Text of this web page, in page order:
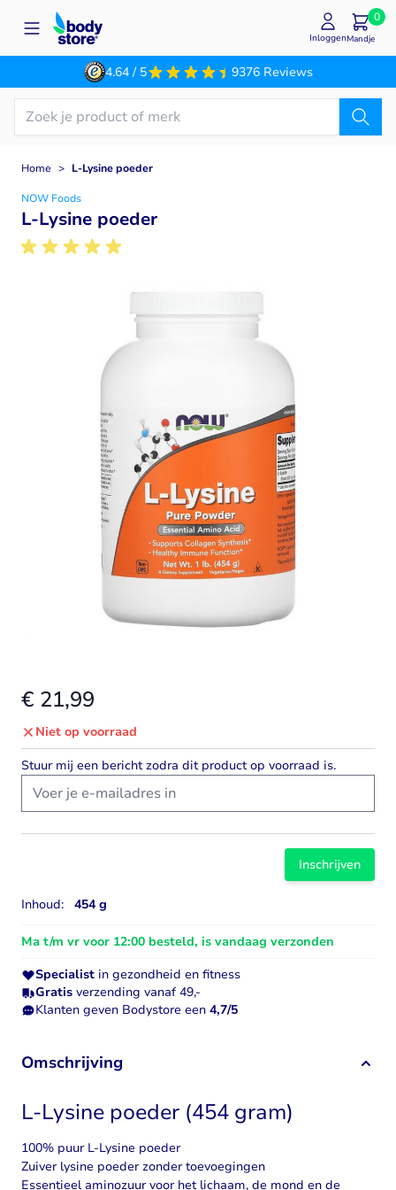
Ga naar de inhoud
4.64 / 5 9376 Reviews
InloggenMandje
0
Home > L-Lysine poeder
NOW Foods
L-Lysine poeder
Click to view image in fullscreen
€ 21,99
Niet op voorraad
Stuur mij een bericht zodra dit product op voorraad is.
Inschrijven
Inhoud: 454 g
Ma t/m vr voor 12:00 besteld, is vandaag verzonden
Specialist in gezondheid en fitness
Gratis verzending vanaf 49,-
Klanten geven Bodystore een 4,7/5
Omschrijving
L-Lysine poeder (454 gram)
100% puur L-Lysine poeder
Zuiver lysine poeder zonder toevoegingen
Essentieel aminozuur voor het lichaam, de mond en de